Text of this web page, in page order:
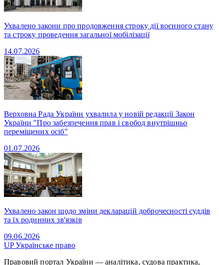
Ухвалено закони про продовження строку дії воєнного стану
та строку проведення загальної мобілізації
14.07.2026
Верховна Рада України ухвалила у новій редакції Закон
України "Про забезпечення прав і свобод внутрішньо
переміщених осіб"
01.07.2026
Ухвалено закон щодо зміни декларацій доброчесності суддів
та їх родинних зв'язків
09.06.2026
UPУкраїнське право
Правовий портал України — аналітика, судова практика,